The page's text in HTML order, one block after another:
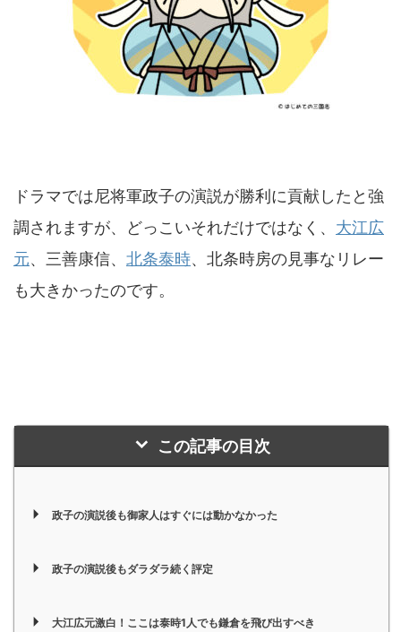
ドラマでは尼将軍政子の演説が勝利に貢献したと強
調されますが、どっこいそれだけではなく、 大江広
元、三善康信、 北条泰時、北条時房の見事なリレー
も大きかったのです。
この記事の目次
政子の演説後も御家人はすぐには動かなかった
政子の演説後もダラダラ続く評定
大江広元激白！ここは泰時1人でも鎌倉を飛び出すべき